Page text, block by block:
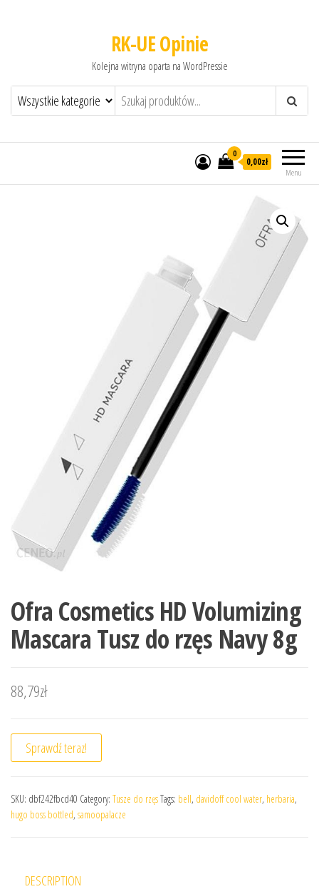
RK-UE Opinie
Kolejna witryna oparta na WordPressie
Menu
0
0,00zł
Ofra Cosmetics HD Volumizing
Mascara Tusz do rzęs Navy 8g
88,79zł
Sprawdź teraz!
SKU: dbf242fbcd40 Category: Tusze do rzęsTags: bell, davidoff cool water, herbaria,
hugo boss bottled, samoopalacze
DESCRIPTION